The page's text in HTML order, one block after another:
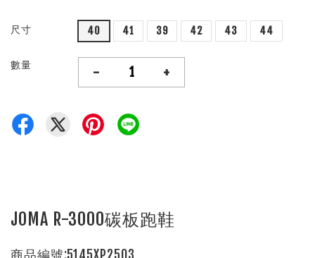
尺寸 40 41 39 42 43 44
數量 - +
JOMA R-3000碳板跑鞋
商品編號:5145XP2503